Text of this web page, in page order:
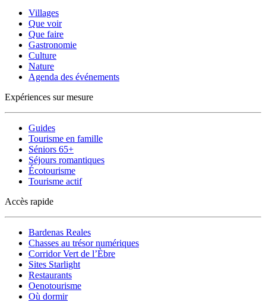
Villages
Que voir
Que faire
Gastronomie
Culture
Nature
Agenda des événements
Expériences sur mesure
Guides
Tourisme en famille
Séniors 65+
Séjours romantiques
Écotourisme
Tourisme actif
Accès rapide
Bardenas Reales
Chasses au trésor numériques
Corridor Vert de l’Èbre
Sites Starlight
Restaurants
Oenotourisme
Où dormir